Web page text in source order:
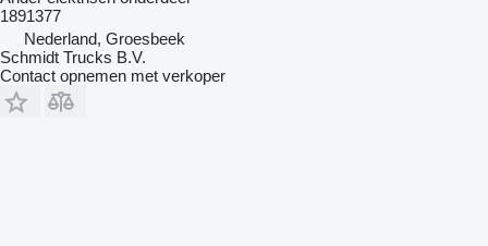
1891377
Nederland, Groesbeek
Schmidt Trucks B.V.
Contact opnemen met verkoper